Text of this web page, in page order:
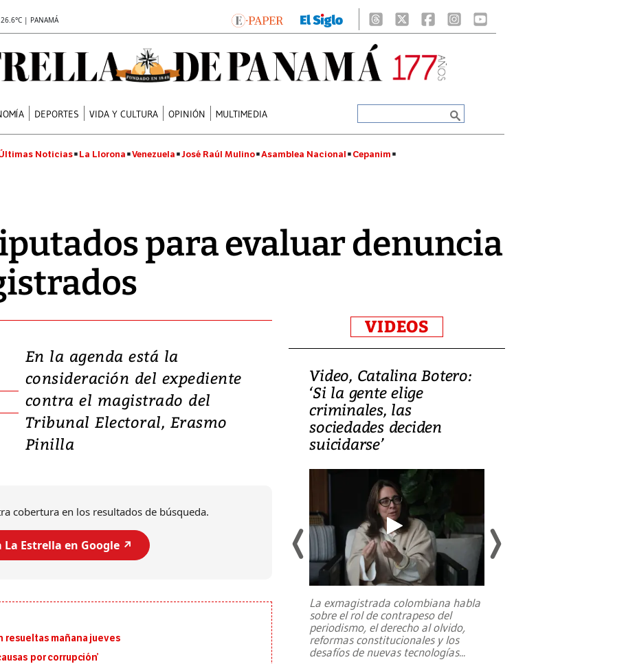
| PANAMÁ
DEPORTES VIDA Y CULTURA OPINIÓN MULTIMEDIA
Noticias La Llorona Venezuela José Raúl Mulino Asamblea Nacional Cepanim
para evaluar denuncia
En la agenda está la
consideración del expediente
contra el magistrado del
Tribunal Electoral, Erasmo
Pinilla
cobertura en los resultados de búsqueda.
La Estrella en Google ↗️
resueltas mañana jueves
por corrupción’
VIDEOS
Video, Japón: Terremoto
deja heridos y graves
daños en Kumamoto
al sur de Japón, provocando una
Video, Catalina Botero:
‘Si la gente elige
criminales, las
sociedades deciden
suicidarse’
La exmagistrada colombiana habla
sobre el rol de contrapeso del
periodismo, el derecho al olvido,
reformas constitucionales y los
desafíos de nuevas tecnologías...